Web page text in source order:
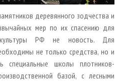
деревянного зодчества и
мер по их спасению для
культуры РФ не новость. Для
не только средства, но и
специальные школы плотников­
базой, с лесными